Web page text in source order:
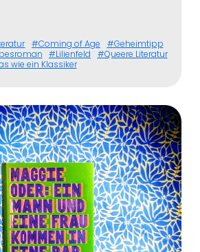
Coming of Age
Geheimtipp
Lilienfeld
Queere Literatur
wie ein Klassiker